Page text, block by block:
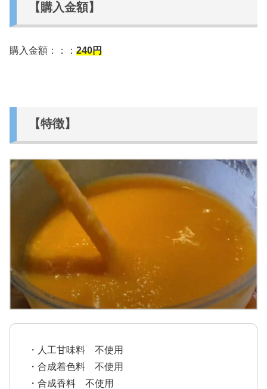
【購入金額】
購入金額：：： 240円
【特徴】
・人工甘味料 不使用
・合成着色料 不使用
・合成香料 不使用